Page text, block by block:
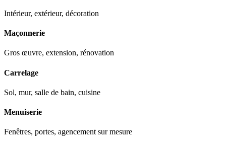
Intérieur, extérieur, décoration
Maçonnerie
Gros œuvre, extension, rénovation
Carrelage
Sol, mur, salle de bain, cuisine
Menuiserie
Fenêtres, portes, agencement sur mesure